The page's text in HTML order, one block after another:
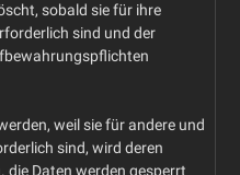
sobald sie für ihre
sind und der
weil sie für andere und
sind, wird deren
die Daten werden gesperrt